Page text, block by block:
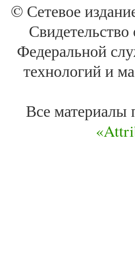
© Сетевое
Федеральной
технологий и
Все материалы